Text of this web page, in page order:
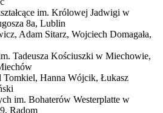
im. Królowej Jadwigi w
8a, Lublin
Adam Sitarz, Wojciech Domagała,
Tadeusza Kościuszki w Miechowie,
Hanna Wójcik, Łukasz
im. Bohaterów Westerplatte w
Radom